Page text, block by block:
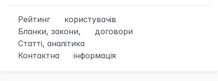
Рейтинг
користувачів
Бланки, закони,
договори
Статті, аналітика
Контактна
інформація